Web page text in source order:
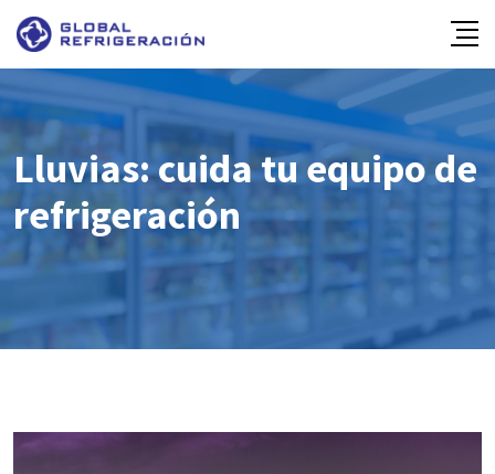
Skip
content
Lluvias: cuida tu equipo de
refrigeración